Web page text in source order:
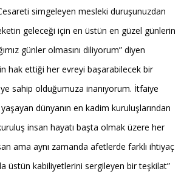
simgeleyen mesleki duruşunuzdan
geleceği için en üstün en güzel günlerin
günler olmasını diliyorum” diyen
hak ettiği her evreyi başarabilecek bir
sahip olduğumuza inanıyorum. İtfaiye
yaşayan dünyanın en kadim kuruluşlarından
insan hayatı başta olmak üzere her
ama aynı zamanda afetlerde farklı ihtiyaç
üstün kabiliyetlerini sergileyen bir teşkilat”